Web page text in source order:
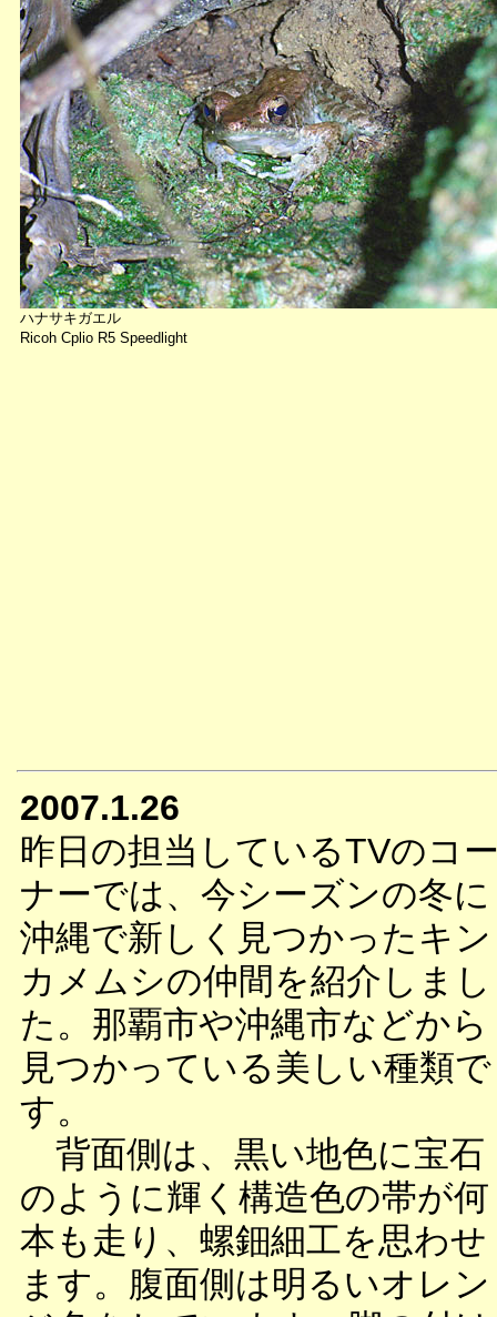
ハナサキガエル
Ricoh Cplio R5 Speedlight
2007.1.26
昨日の担当しているTVのコ
ナーでは、今シーズンの冬に
沖縄で新しく見つかったキン
カメムシの仲間を紹介しまし
た。那覇市や沖縄市などから
見つかっている美しい種類で
す。
背面側は、黒い地色に宝石
のように輝く構造色の帯が何
本も走り、螺鈿細工を思わせ
ます。腹面側は明るいオレン